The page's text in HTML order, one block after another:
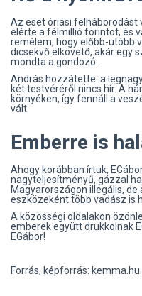
Az eset óriási felháborodást
elérte a félmillió forintot, és
remélem, hogy előbb-utóbb
dicsekvő elkövető, akár egy
mondta a gondozó.
András hozzátette: a
két testvéréről nincs hír. A
környéken, így fennáll a
vált.
Emberre is
Ahogy korábban írtuk,
nagyteljesítményű, gázzal
Magyarországon illegális, de
eszközeként több vadász is
A közösségi oldalakon
emberek együtt drukkolnak
EGábor!
Forrás, képforrás: kemma.hu